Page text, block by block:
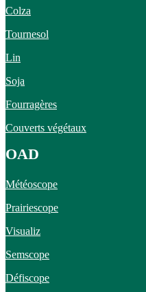
Colza
Tournesol
Lin
Soja
Fourragères
Couverts végétaux
OAD
Météoscope
Prairiescope
Visualiz
Semscope
Défiscope